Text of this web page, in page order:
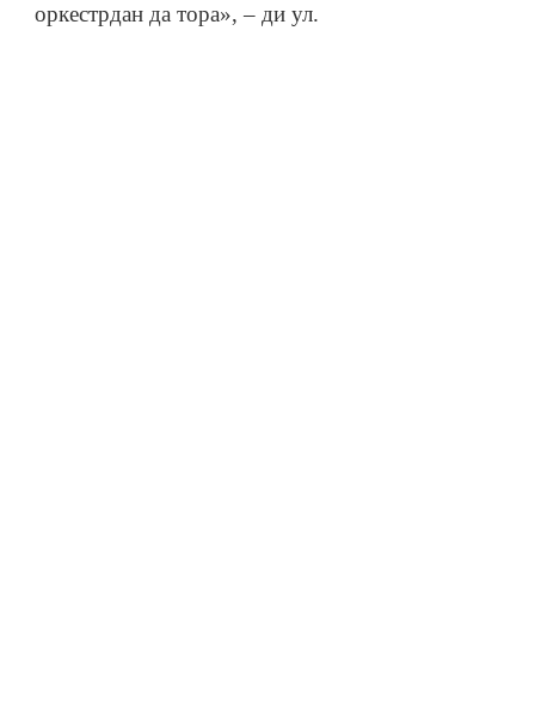
оркестрдан да тора», – ди ул.